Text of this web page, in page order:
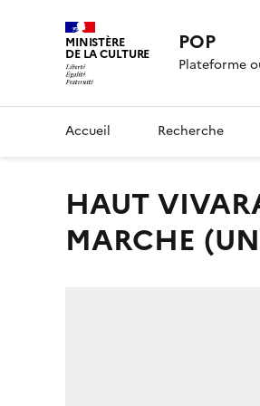
MINISTÈRE
DE LA CULTURE POP
Plateforme
Accueil Recherche
HAUT VIVARAIS ILLUSTRE / LAMASTRE (ARDECHE), LE
MARCHE